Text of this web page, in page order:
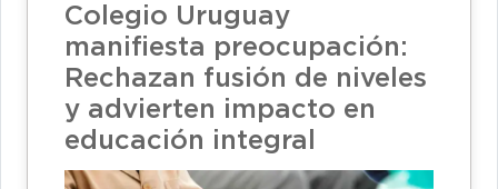
Colegio Uruguay
manifiesta preocupación:
Rechazan fusión de niveles
y advierten impacto en
educación integral